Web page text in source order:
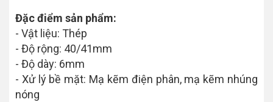
Đặc điểm sản phẩm:
- Vật liệu: Thép
- Độ rộng: 40/41mm
- Độ dày: 6mm
- Xử lý bề mặt: Mạ kẽm điện phân, mạ kẽm nhúng
nóng